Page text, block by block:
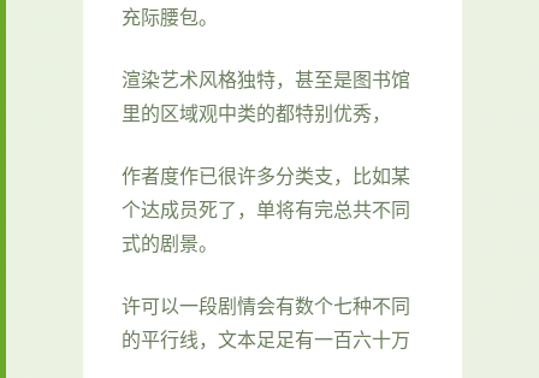
充际腰包。
渲染艺术风格独特，甚至是图书馆
里的区域观中类的都特别优秀，
作者度作已很许多分类支，比如某
个达成员死了，单将有完总共不同
式的剧景。
许可以一段剧情会有数个七种不同
的平行线，文本足足有一百六十万